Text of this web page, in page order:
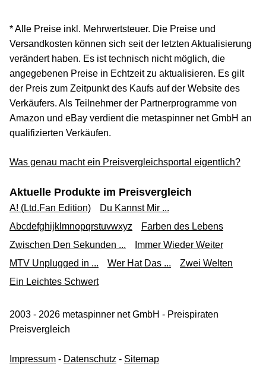
* Alle Preise inkl. Mehrwertsteuer. Die Preise und
Versandkosten können sich seit der letzten Aktualisierung
verändert haben. Es ist technisch nicht möglich, die
angegebenen Preise in Echtzeit zu aktualisieren. Es gilt
der Preis zum Zeitpunkt des Kaufs auf der Website des
Verkäufers. Als Teilnehmer der Partnerprogramme von
Amazon und eBay verdient die metaspinner net GmbH an
qualifizierten Verkäufen.
Was genau macht ein Preisvergleichsportal eigentlich?
Aktuelle Produkte im Preisvergleich
A! (Ltd.Fan Edition)
Du Kannst Mir ...
Abcdefghijklmnopqrstuvwxyz
Farben des Lebens
Zwischen Den Sekunden ...
Immer Wieder Weiter
MTV Unplugged in ...
Wer Hat Das ...
Zwei Welten
Ein Leichtes Schwert
2003 - 2026 metaspinner net GmbH - Preispiraten
Preisvergleich
Impressum - Datenschutz - Sitemap